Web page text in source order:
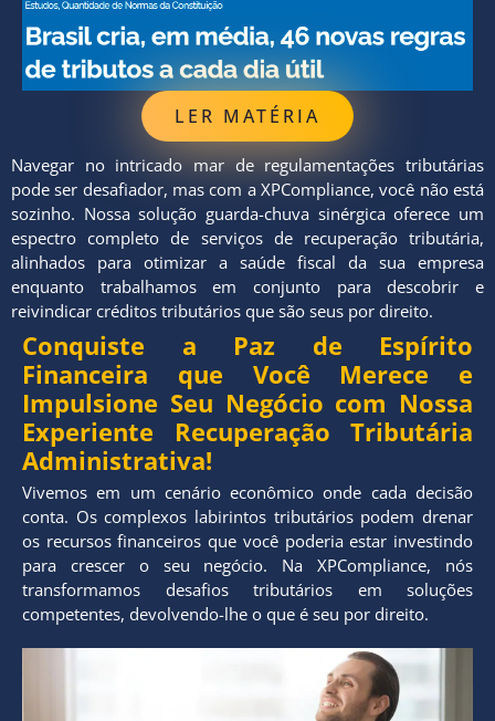
LER MATÉRIA
Navegar no intricado mar de regulamentações tributárias
pode ser desafiador, mas com a XPCompliance, você não está
sozinho. Nossa solução guarda-chuva sinérgica oferece um
espectro completo de serviços de recuperação tributária,
alinhados para otimizar a saúde fiscal da sua empresa
enquanto trabalhamos em conjunto para descobrir e
reivindicar créditos tributários que são seus por direito.
Conquiste a Paz de Espírito
Financeira que Você Merece e
Impulsione Seu Negócio com Nossa
Experiente Recuperação Tributária
Administrativa!
Vivemos em um cenário econômico onde cada decisão
conta. Os complexos labirintos tributários podem drenar
os recursos financeiros que você poderia estar investindo
para crescer o seu negócio. Na XPCompliance, nós
transformamos desafios tributários em soluções
competentes, devolvendo-lhe o que é seu por direito.